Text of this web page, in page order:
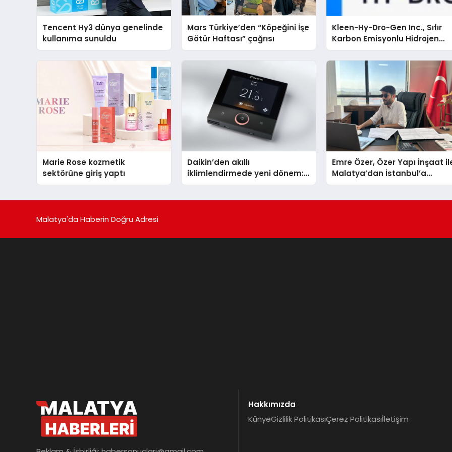
Tencent Hy3 dünya genelinde
kullanıma sunuldu
Mars Türkiye’den “Köpeğini İşe
Götür Haftası” çağrısı
Kleen-Hy-Dro-Gen Inc., Sıfır
Karbon Emisyonlu Hidrojen
Isıtma Teknolojisinde ISO ve
TSSA Düzenleyici Onaylarını
Aldı
Marie Rose kozmetik
sektörüne giriş yaptı
Daikin’den akıllı
iklimlendirmede yeni dönem:
Madoka Plus Türkiye’de
Emre Özer, Özer Yapı İnşaat
Malatya’dan İstanbul’a
Uzanan Başarı Hikâyesi
Malatya'da Haberin Doğru Adresi
Hakkımızda
KünyeGizlilik PolitikasıÇerez Politikasıİletişim